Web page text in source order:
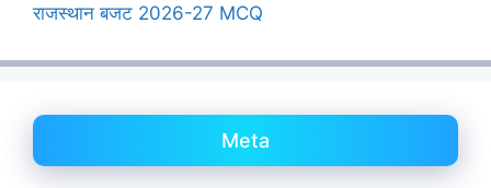
राजस्थान बजट 2026-27 MCQ
Meta